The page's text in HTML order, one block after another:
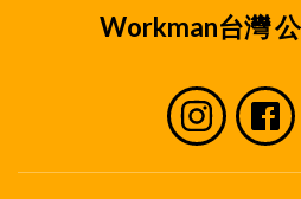
Workman台灣